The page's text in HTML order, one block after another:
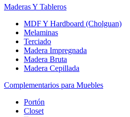
Maderas Y Tableros
MDF Y Hardboard (Cholguan)
Melaminas
Terciado
Madera Impregnada
Madera Bruta
Madera Cepillada
Complementarios para Muebles
Portón
Closet